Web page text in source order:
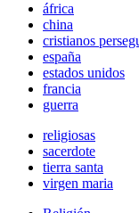
áfrica
china
cristianos
españa
estados unidos
francia
guerra
religiosas
sacerdote
tierra santa
virgen maria